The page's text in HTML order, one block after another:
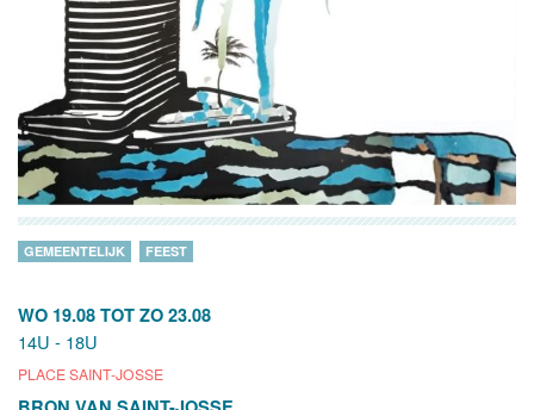
WO 19.08 TOT ZO 23.08
14U - 18U
PLACE SAINT-JOSSE
GEMEENTELIJK FEEST